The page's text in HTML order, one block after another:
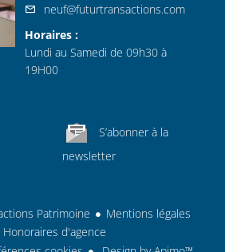
neuf@futurtransactions.com
Horaires :
Lundi au Samedi de 09h30 à
19H00
S’abonner à la
newsletter
Patrimoine
Mentions légales
Honoraires d'agence